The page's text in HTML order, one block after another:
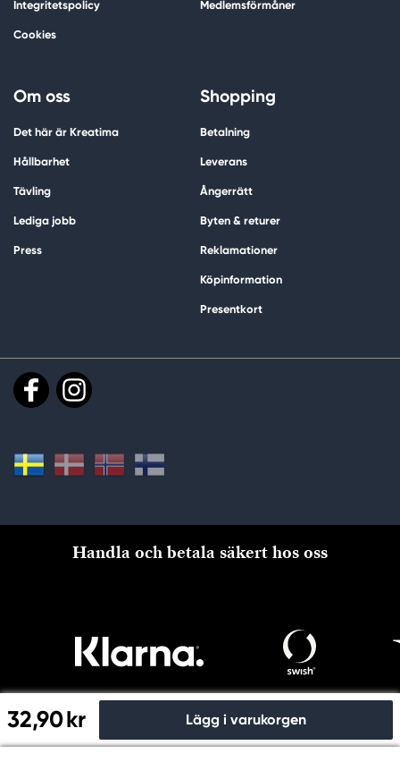
32,90 kr Lägg i varukorgen
Integritetspolicy
Cookies
Medlemsförmåner
Om oss
Det här är Kreatima
Hållbarhet
Tävling
Lediga jobb
Press
Shopping
Betalning
Leverans
Ångerrätt
Byten & returer
Reklamationer
Köpinformation
Presentkort
Handla och betala säkert hos oss